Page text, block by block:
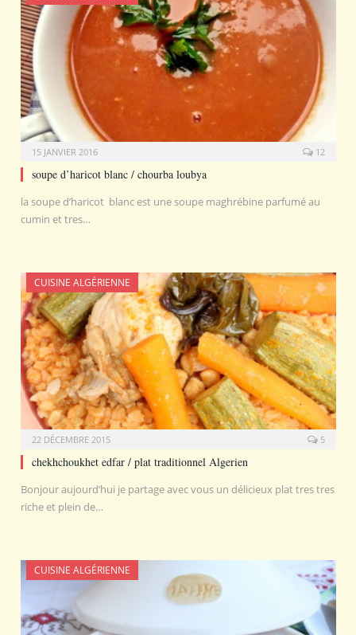
15 JANVIER 2016 12
soupe d’haricot blanc / chourba loubya
la soupe d’haricot blanc est une soupe maghrébine parfumé au
cumin et tres…
CUISINE ALGÉRIENNE
22 DÉCEMBRE 2015 5
chekhchoukhet edfar / plat traditionnel Algerien
Bonjour aujourd’hui je partage avec vous un délicieux plat tres tres
riche et plein de…
CUISINE ALGÉRIENNE